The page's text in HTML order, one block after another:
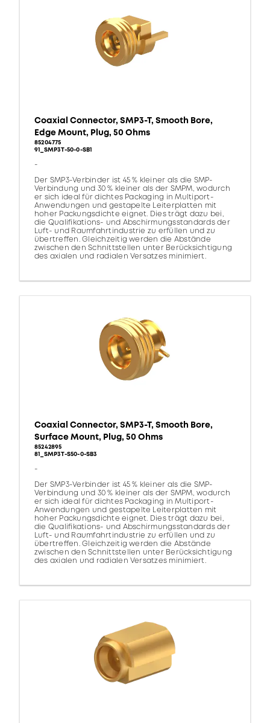
Coaxial Connector, SMP3-T, Smooth Bore,
Edge Mount, Plug, 50 Ohms
85204775
91_SMP3T-50-0-SB1
-
Der SMP3-Verbinder ist 45 % kleiner als die SMP-
Verbindung und 30 % kleiner als der SMPM, wodurch
er sich ideal für dichtes Packaging in Multiport-
Anwendungen und gestapelte Leiterplatten mit
hoher Packungsdichte eignet. Dies trägt dazu bei,
die Qualifikations- und Abschirmungsstandards der
Luft- und Raumfahrtindustrie zu erfüllen und zu
übertreffen. Gleichzeitig werden die Abstände
zwischen den Schnittstellen unter Berücksichtigung
des axialen und radialen Versatzes minimiert.
Coaxial Connector, SMP3-T, Smooth Bore,
Surface Mount, Plug, 50 Ohms
85242895
81_SMP3T-S50-0-SB3
-
Der SMP3-Verbinder ist 45 % kleiner als die SMP-
Verbindung und 30 % kleiner als der SMPM, wodurch
er sich ideal für dichtes Packaging in Multiport-
Anwendungen und gestapelte Leiterplatten mit
hoher Packungsdichte eignet. Dies trägt dazu bei,
die Qualifikations- und Abschirmungsstandards der
Luft- und Raumfahrtindustrie zu erfüllen und zu
übertreffen. Gleichzeitig werden die Abstände
zwischen den Schnittstellen unter Berücksichtigung
des axialen und radialen Versatzes minimiert.